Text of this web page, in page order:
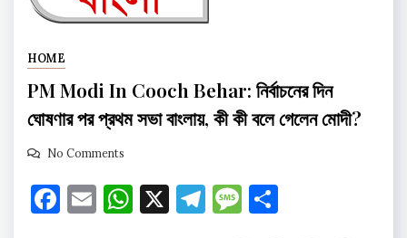
HOME
PM Modi In Cooch Behar: নির্বাচনের দিন
ঘোষণার পর প্রথম সভা বাংলায়, কী কী বলে গেলেন মোদী?
No Comments
Facebook
EmailWhatsApp
X Telegram
Message